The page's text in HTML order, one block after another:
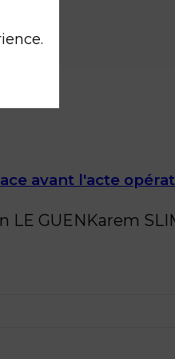
avant l'acte
LE GUENKarem